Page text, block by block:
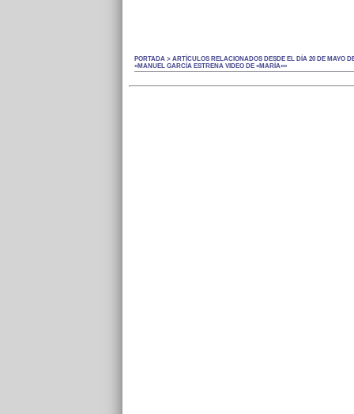
PORTADA > ARTÍCULOS RELACIONADOS DESDE EL DÍA 20 DE MAYO
«MANUEL GARCÍA ESTRENA VIDEO DE «MARÍA»»